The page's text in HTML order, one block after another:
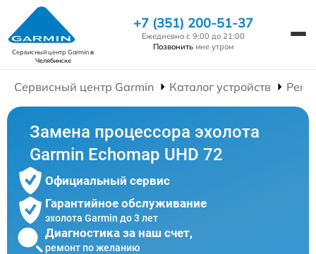
Сервисный центр Garminв
Челябинске
+7 (351) 200-51-37
Ежедневно с 9:00 до 21:00
Позвонить мне утром
Сервисный центр Garmin Каталог устройств
Замена процессора эхолота
Garmin Echomap UHD 72
Официальный сервис
Гарантийное обслуживание
эхолота Garmin до 3 лет
Диагностика за наш счет,
ремонт по желанию